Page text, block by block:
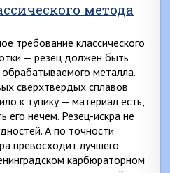
метода
требование классического
— резец должен быть
металла.
сверхтвердых сплавов
к тупику — материал есть,
его нечем. Резец-искра не
А по точности
превосходит лучшего
карбюраторном